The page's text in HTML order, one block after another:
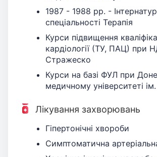
1987 - 1988 рр. -
спеціальності Терапія
Курси підвищення
кардіології (ТУ, ПАЦ) при
Стражеско
Курси на базі ФУЛ при
медичному університеті
Лікування захворювань
Гіпертонічні хвороби
Симптоматична